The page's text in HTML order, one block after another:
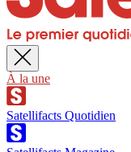
À la une
Satellifacts Quotidien